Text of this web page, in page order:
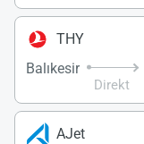
THY
Balıkesir
Direkt
AJet